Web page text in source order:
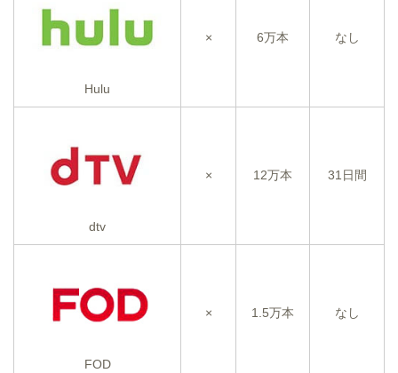
Hulu
× 6万本 なし
dtv
× 12万本 31日間
FOD
× 1.5万本 なし